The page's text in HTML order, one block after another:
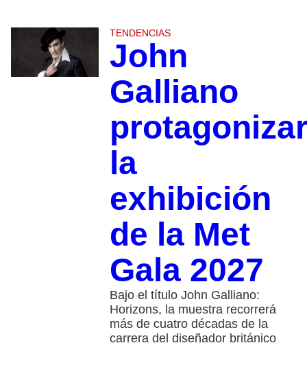
TENDENCIAS
John
Galliano
la
exhibición
de la Met
Gala 2027
Bajo el título John Galliano:
Horizons, la muestra recorrerá
más de cuatro décadas de la
carrera del diseñador británico